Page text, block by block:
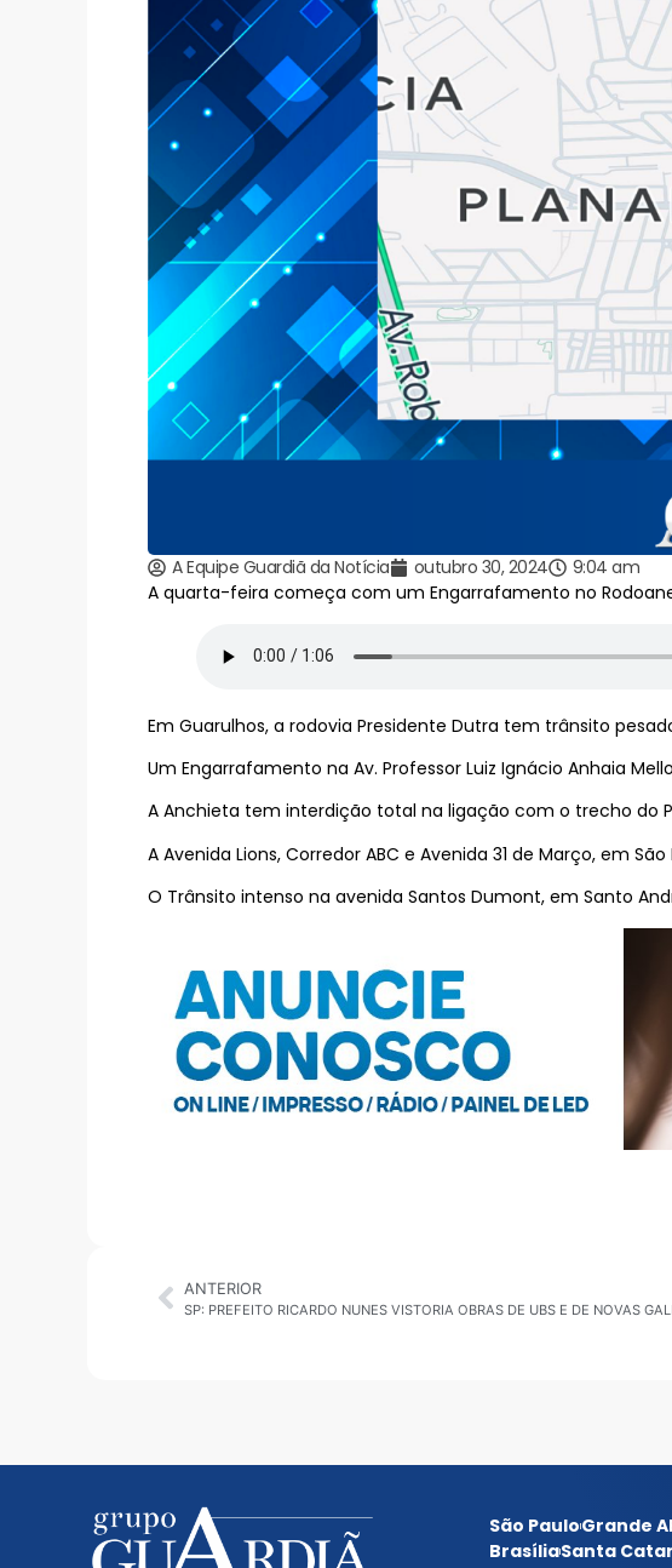
A Equipe Guardiã da Notícia outubro 30, 2024
9:04 am
A quarta-feira começa com um Engarrafamento no
Em Guarulhos, a rodovia Presidente Dutra tem trânsito
Um Engarrafamento na Av. Professor Luiz Ignácio Anhaia
A Anchieta tem interdição total na ligação com o trecho do
A Avenida Lions, Corredor ABC e Avenida 31 de Março, em
O Trânsito intenso na avenida Santos Dumont, em Santo
ANTERIOR
São PauloGrande
BrasíliaSanta